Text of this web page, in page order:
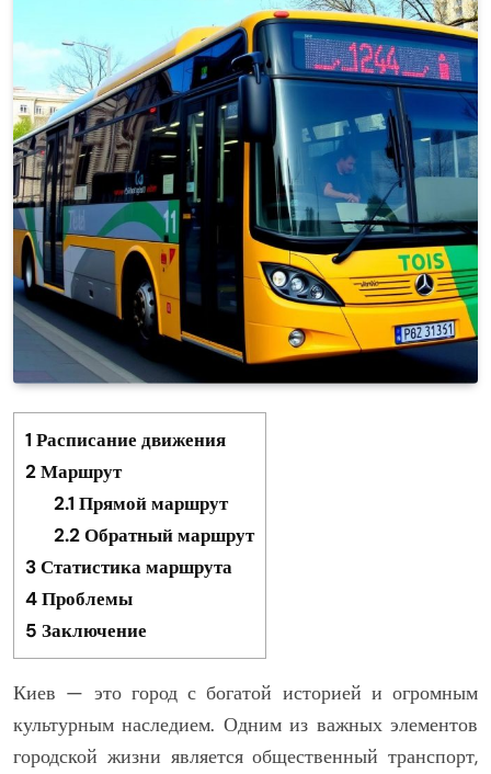
1 Расписание движения
2Маршрут
2.1 Прямой маршрут
2.2Обратный маршрут
3Статистика маршрута
4Проблемы
5 Заключение
Киев — это город с богатой историей и огромным
культурным наследием. Одним из важных элементов
городской жизни является общественный транспорт,